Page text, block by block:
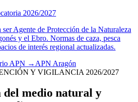
2026/2027
Agente de Protección de la Naturaleza
y el Ebro. Normas de caza, pesca
de interés regional actualizadas.
APN → APN Aragón
Y VIGILANCIA 2026/2027
del medio natural y